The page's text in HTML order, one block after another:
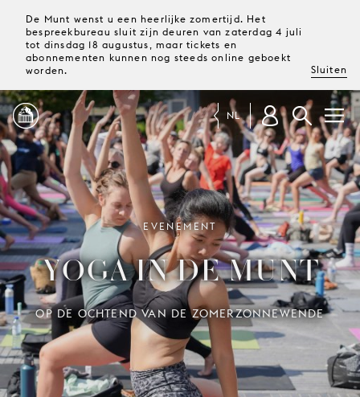
De Munt wenst u een heerlijke zomertijd. Het
bespreekbureau sluit zijn deuren van zaterdag 4 juli
tot dinsdag 18 augustus, maar tickets en
abonnementen kunnen nog steeds online geboekt
worden.
Sluiten
PROGRAMMA
MAGAZINE
TICKETS &
ABONNEMENTEN
UW
BEZOEK
JONG
PUBLIEK
NL
EVENEMENT
YOGA IN DE MUNT
OP DE OCHTEND VAN DE ZOMERZONNEWENDE